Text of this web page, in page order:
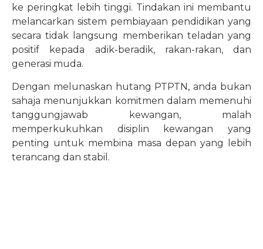
ke peringkat lebih tinggi. Tindakan ini membantu
melancarkan sistem pembiayaan pendidikan yang
secara tidak langsung memberikan teladan yang
positif kepada adik-beradik, rakan-rakan, dan
generasi muda.
Dengan melunaskan hutang PTPTN, anda bukan
sahaja menunjukkan komitmen dalam memenuhi
tanggungjawab kewangan, malah
memperkukuhkan disiplin kewangan yang
penting untuk membina masa depan yang lebih
terancang dan stabil.